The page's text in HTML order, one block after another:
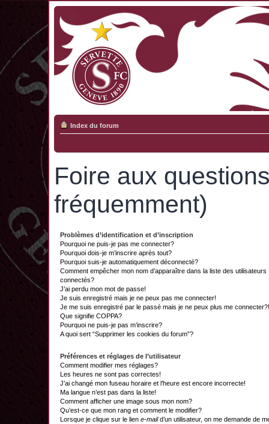
Index du forum
Foire aux
fréquemment)
Problèmes d’identification et d’inscription
Pourquoi ne puis-je pas me connecter?
Pourquoi dois-je m’inscrire après tout?
Pourquoi suis-je automatiquement déconnecté?
Comment empêcher mon nom d’apparaître dans la liste des utilisateurs
connectés?
J’ai perdu mon mot de passe!
Je suis enregistré mais je ne peux pas me connecter!
Je me suis enregistré par le passé mais je ne peux plus me connecter?!
Que signifie COPPA?
Pourquoi ne puis-je pas m’inscrire?
A quoi sert “Supprimer les cookies du forum”?
Préférences et réglages de l’utilisateur
Comment modifier mes réglages?
Les heures ne sont pas correctes!
J’ai changé mon fuseau horaire et l’heure est encore incorrecte!
Ma langue n’est pas dans la liste!
Comment afficher une image sous mon nom?
Qu’est-ce que mon rang et comment le modifier?
Lorsque je clique sur le lien e-maild’un utilisateur, on me demande de